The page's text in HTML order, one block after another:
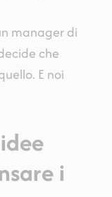
manager di
che
E noi
i